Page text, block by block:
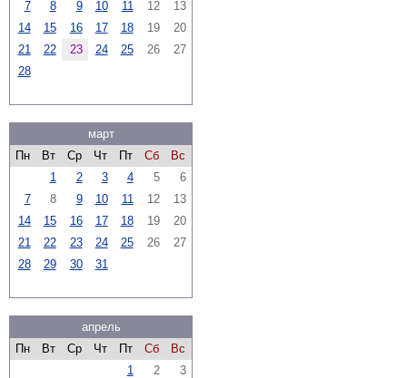
7 8 9 10 11 12
13
14
15 16 17 18 19
20
21
22 23 24 25 26
27
28
март
Пн
Вт Ср Чт Пт Сб
Вс
1
2 3 4 5
6
7
8 9 10 11 12
13
14
15 16 17 18 19
20
21
22 23 24 25 26
27
28
29 30 31
апрель
Пн
Вт Ср Чт Пт Сб
Вс
1
2
3